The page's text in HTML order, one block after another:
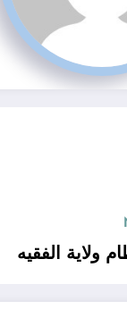
ولاية الفقيه